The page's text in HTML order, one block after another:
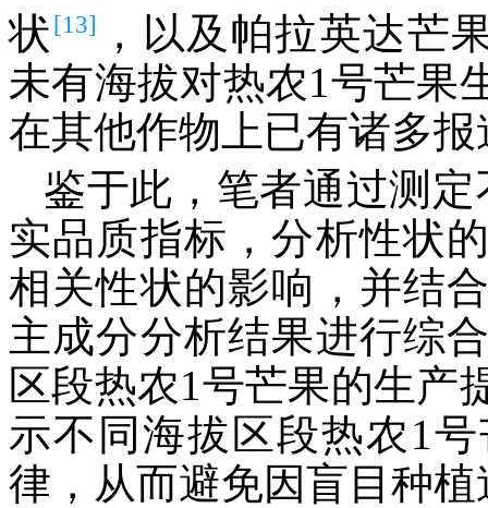
状[13]
，以及帕拉英达芒
未有海拔对热农1号芒果
在其他作物上已有诸多报
鉴于此，笔者通过测
实品质指标，分析性状
相关性状的影响，并结
主成分分析结果进行综
区段热农1号芒果的生产
示不同海拔区段热农1
律，从而避免因盲目种